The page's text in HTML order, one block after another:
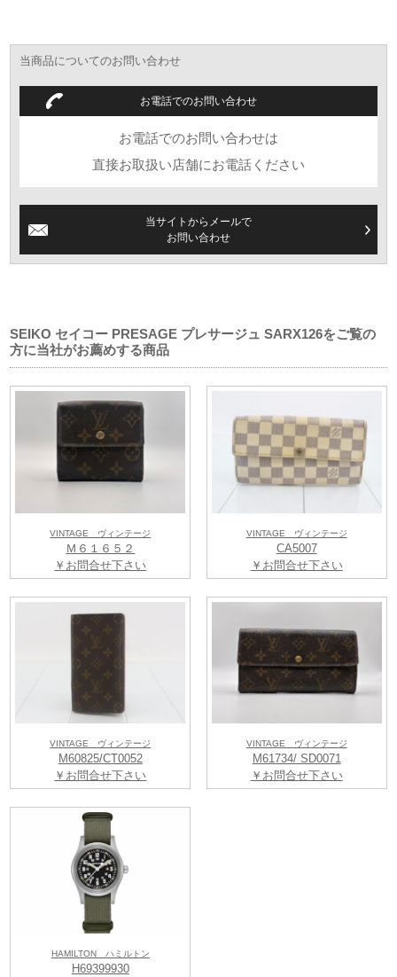
当商品についてのお問い合わせ
お電話でのお問い合わせ
お電話でのお問い合わせは
直接お取扱い店舗にお電話ください
当サイトからメールで
お問い合わせ
SEIKO セイコー PRESAGE プレサージュ SARX126をご覧の
方に当社がお薦めする商品
VINTAGE ヴィンテージ
Ｍ６１６５２
￥お問合せ下さい
VINTAGE ヴィンテージ
CA5007
￥お問合せ下さい
VINTAGE ヴィンテージ
M60825/CT0052
￥お問合せ下さい
VINTAGE ヴィンテージ
M61734/ SD0071
￥お問合せ下さい
HAMILTON ハミルトン
H69399930